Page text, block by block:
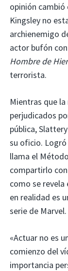
opinión cambió
Kingsley no
archienemigo
actor bufón
Hombre de
terrorista.
Mientras que
perjudicados
pública,
su oficio.
llama el
compartirlo
como se
en realidad es
serie de Marvel.
«Actuar no es
comienzo del
importancia